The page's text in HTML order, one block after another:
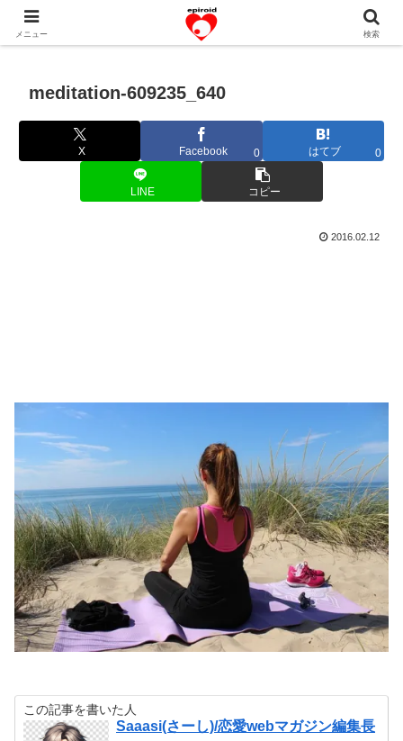
恋愛共感エピソード。あなたのストーリーを変えていく！。
meditation-609235_640
X Facebook 0 はてブ 0
LINE コピー
2016.02.12
この記事を書いた人
Saaasi(さーし)/恋愛webマガジン編集長
メニュー 検索